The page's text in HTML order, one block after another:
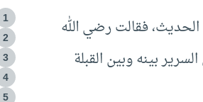
فقالت رضي الله
بينه وبين القبلة
1
2
3
4
5